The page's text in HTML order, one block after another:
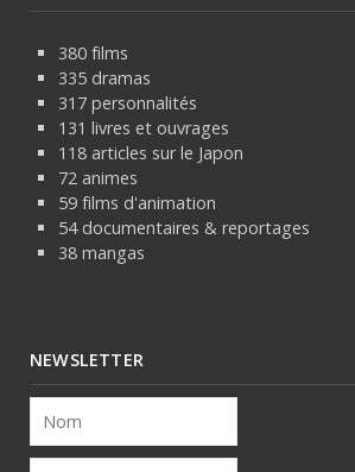
380 films
335 dramas
317 personnalités
131 livres et ouvrages
118 articles sur le Japon
72 animes
59 films d'animation
54 documentaires & reportages
38 mangas
NEWSLETTER